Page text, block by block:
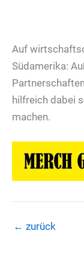
Auf
Südamerika:
hilfreich dabei
machen.
← zurück